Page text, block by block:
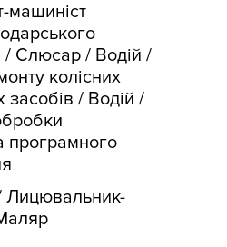
машиніст
/ Слюсар / Водій /
колісних
засобів / Водій /
програмного
Лицювальник-